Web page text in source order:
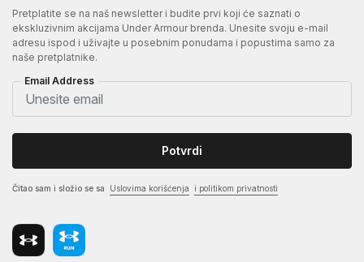
Pretplatite se na naš newsletter i budite prvi koji će saznati o
ekskluzivnim akcijama Under Armour brenda. Unesite svoju e-mail
adresu ispod i uživajte u posebnim ponudama i popustima samo za
naše pretplatnike.
Email Address
Potvrdi
Čitao sam i složio se sa Uslovima korišćenja i politikom privatnosti